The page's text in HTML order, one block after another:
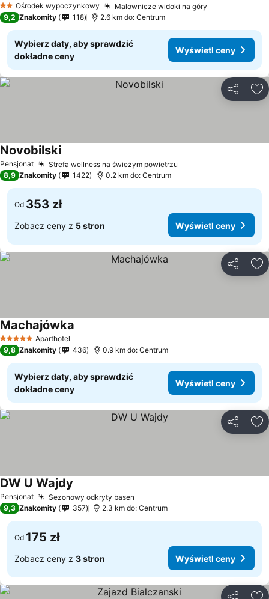
2 Kategoria
Ośrodek wypoczynkowy Malownicze widoki na góry
9,2 Znakomity 118 2.6 km do: Centrum
Wybierz daty, aby sprawdzić
dokładne ceny
Wyświetl ceny
Pensjonat Strefa wellness na świeżym powietrzu
Novobilski
8,9 Znakomity 1422 0.2 km do: Centrum
Od 353 zł
Zobacz ceny z 5 stron Wyświetl ceny
5 KategoriaAparthotel
Machajówka
9,8 Znakomity 436 0.9 km do: Centrum
Wybierz daty, aby sprawdzić
dokładne ceny
Wyświetl ceny
Pensjonat Sezonowy odkryty basen
DW U Wajdy
9,3 Znakomity 357 2.3 km do: Centrum
Od 175 zł
Zobacz ceny z 3 stron Wyświetl ceny